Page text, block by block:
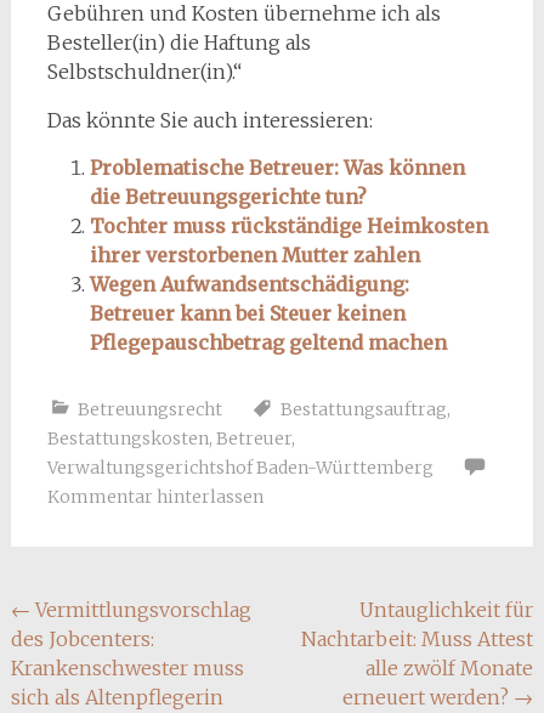
Gebühren und Kosten übernehme ich als
Besteller(in) die Haftung als
Selbstschuldner(in).“
Das könnte Sie auch interessieren:
Problematische Betreuer: Was können
die Betreuungsgerichte tun?
Tochter muss rückständige Heimkosten
ihrer verstorbenen Mutter zahlen
Wegen Aufwandsentschädigung:
Betreuer kann bei Steuer keinen
Pflegepauschbetrag geltend machen
Betreuungsrecht Bestattungsauftrag,
Bestattungskosten, Betreuer,
Verwaltungsgerichtshof Baden-Württemberg
Kommentar hinterlassen
Beitragsnavigation
← Vermittlungsvorschlag
des Jobcenters:
Krankenschwester muss
sich als Altenpflegerin
Untauglichkeit für
Nachtarbeit: Muss Attest
alle zwölf Monate
erneuert werden? →